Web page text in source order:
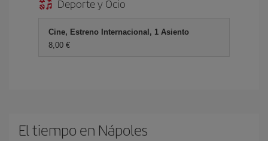
Deporte y Ocio
Cine, Estreno Internacional, 1 Asiento
8,00 €
El tiempo en Nápoles